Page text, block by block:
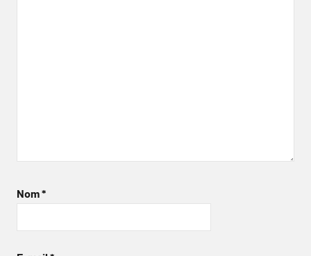
Nom*